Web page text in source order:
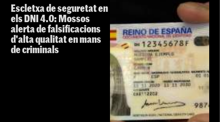
Escletxa de seguretat en
els DNI 4.0: Mossos
alerta de falsificacions
d'alta qualitat en mans
de criminals